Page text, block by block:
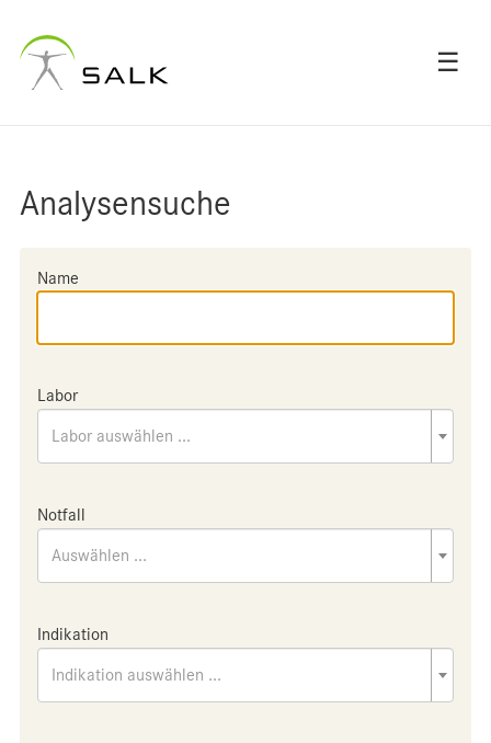
☰
Analysensuche
Name
Labor
Labor auswählen ...
Notfall
Auswählen ...
Indikation
Indikation auswählen ...